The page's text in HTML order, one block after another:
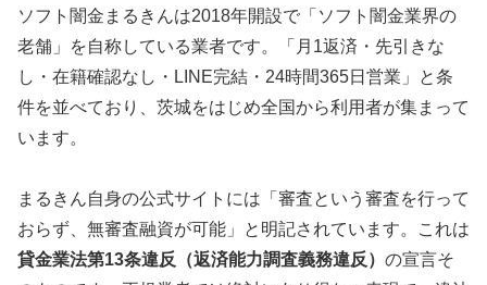
ソフト闇金まるきんは2018年開設で「ソフト闇金業界の
老舗」を自称している業者です。「月1返済・先引きな
し・在籍確認なし・LINE完結・24時間365日営業」と条
件を並べており、茨城をはじめ全国から利用者が集まって
います。
まるきん自身の公式サイトには「審査という審査を行って
おらず、無審査融資が可能」と明記されています。これは
貸金業法第13条違反（返済能力調査義務違反） の宣言そ